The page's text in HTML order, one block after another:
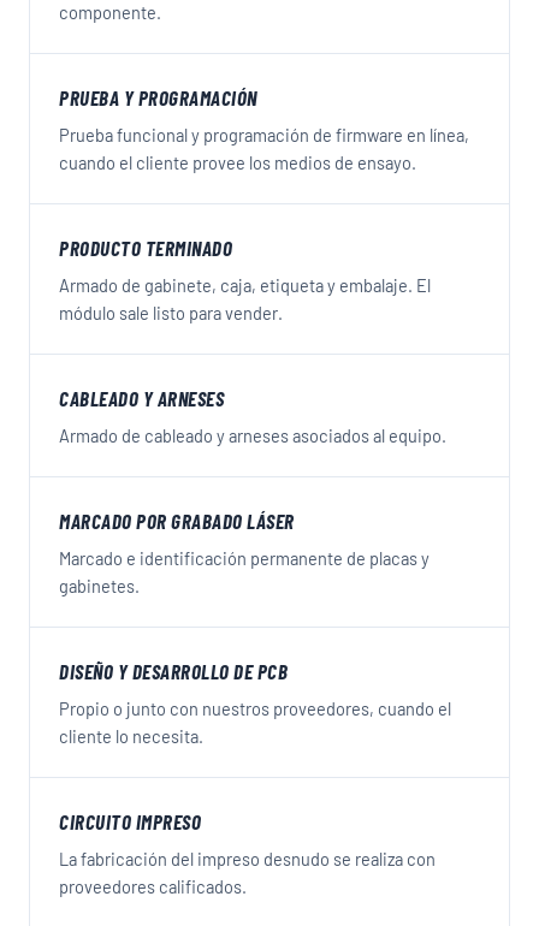
componente.
PRUEBA Y PROGRAMACIÓN
Prueba funcional y programación de firmware en línea,
cuando el cliente provee los medios de ensayo.
PRODUCTO TERMINADO
Armado de gabinete, caja, etiqueta y embalaje. El
módulo sale listo para vender.
CABLEADO Y ARNESES
Armado de cableado y arneses asociados al equipo.
MARCADO POR GRABADO LÁSER
Marcado e identificación permanente de placas y
gabinetes.
DISEÑO Y DESARROLLO DE PCB
Propio o junto con nuestros proveedores, cuando el
cliente lo necesita.
CIRCUITO IMPRESO
La fabricación del impreso desnudo se realiza con
proveedores calificados.